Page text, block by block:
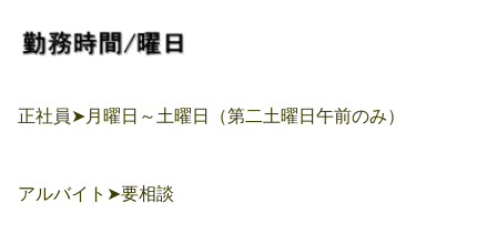
正社員➤月曜日～土曜日（第二土曜日午前のみ）
アルバイト➤要相談